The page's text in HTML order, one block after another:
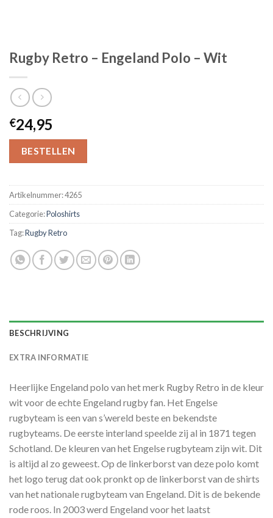
Rugby Retro – Engeland Polo – Wit
€24,95
BESTELLEN
Artikelnummer:4265
Categorie:Poloshirts
Tag:Rugby Retro
BESCHRIJVING
EXTRA INFORMATIE
Heerlijke Engeland polo van het merk Rugby Retro in de kleur
wit voor de echte Engeland rugby fan. Het Engelse
rugbyteam is een van s’wereld beste en bekendste
rugbyteams. De eerste interland speelde zij al in 1871 tegen
Schotland. De kleuren van het Engelse rugbyteam zijn wit. Dit
is altijd al zo geweest. Op de linkerborst van deze polo komt
het logo terug dat ook pronkt op de linkerborst van de shirts
van het nationale rugbyteam van Engeland. Dit is de bekende
rode roos. In 2003 werd Engeland voor het laatst